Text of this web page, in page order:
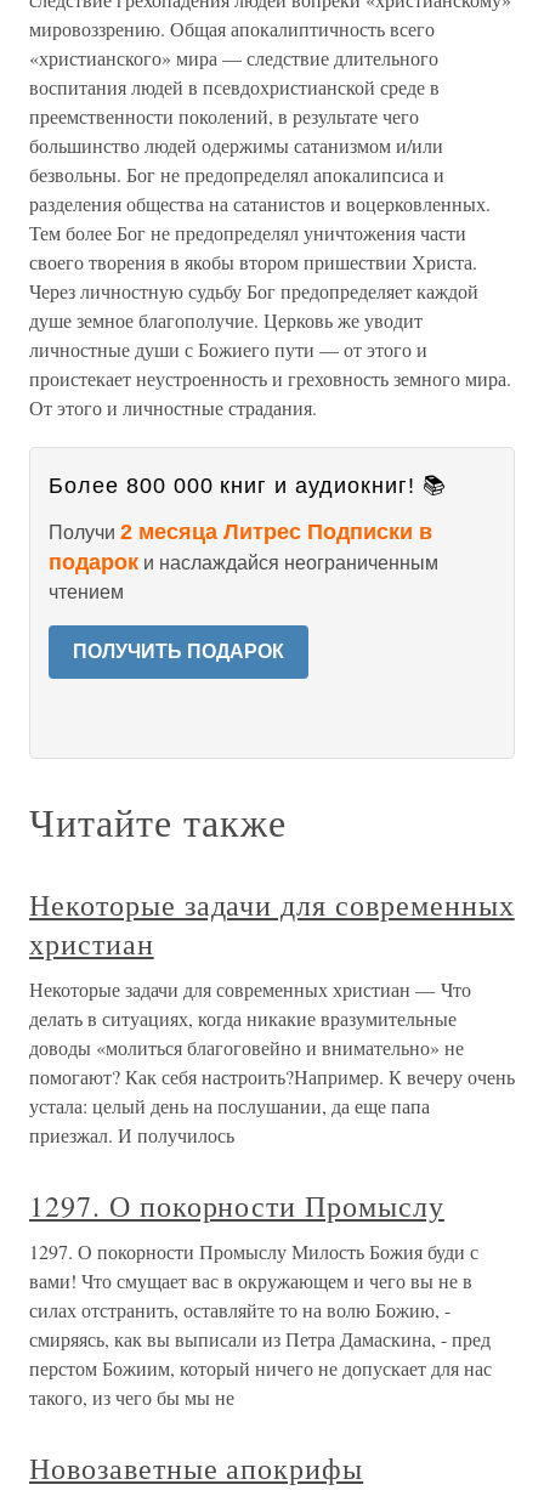
мировоззрению. Общая апокалиптичность всего
«христианского» мира — следствие длительного
воспитания людей в псевдохристианской среде в
преемственности поколений, в результате чего
большинство людей одержимы сатанизмом и/или
безвольны. Бог не предопределял апокалипсиса и
разделения общества на сатанистов и воцерковленных.
Тем более Бог не предопределял уничтожения части
своего творения в якобы втором пришествии Христа.
Через личностную судьбу Бог предопределяет каждой
душе земное благополучие. Церковь же уводит
личностные души с Божиего пути — от этого и
проистекает неустроенность и греховность земного мира.
От этого и личностные страдания.
Более 800 000 книг и аудиокниг! 📚
Получи 2 месяца Литрес Подписки в
подарок и наслаждайся неограниченным
чтением
ПОЛУЧИТЬ ПОДАРОК
Читайте также
Некоторые задачи для современных
христиан
Некоторые задачи для современных христиан — Что
делать в ситуациях, когда никакие вразумительные
доводы «молиться благоговейно и внимательно» не
помогают? Как себя настроить?Например. К вечеру очень
устала: целый день на послушании, да еще папа
приезжал. И получилось
1297. О покорности Промыслу
1297. О покорности Промыслу Милость Божия буди с
вами! Что смущает вас в окружающем и чего вы не в
силах отстранить, оставляйте то на волю Божию, -
смиряясь, как вы выписали из Петра Дамаскина, - пред
перстом Божиим, который ничего не допускает для нас
такого, из чего бы мы не
Новозаветные апокрифы